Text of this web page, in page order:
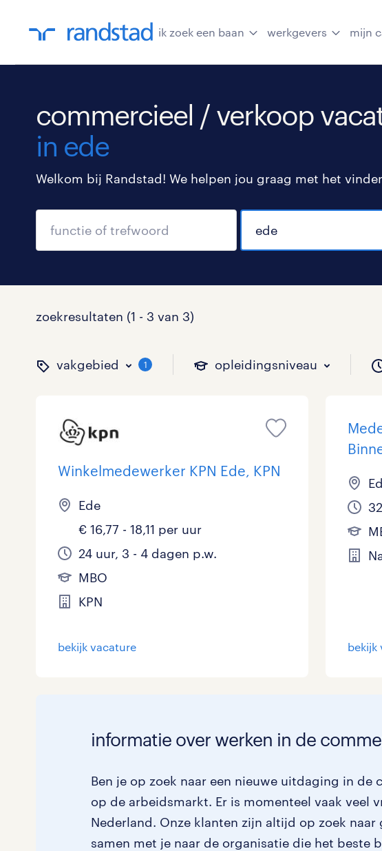
ik zoek een baan werkgevers mijn
commercieel / verkoop
in ede
Welkom bij Randstad! We helpen jou graag met het
zoekresultaten (1 - 3 van 3)
vakgebied 1 opleidingsniveau
binnen welk vakgebied wil je
Administratief
Callcenter / Contactcenter
Engineering
ICT
Secretarieel
toon 3 resultaten
op welk niveau zoek je
Basisonderwijs Geen
HBO
MBO, HAVO, VWO
VMBO/MAVO
hoeveel uren per week wil je
0 - 8 uur 9 -
25 - 32 uur 2 33 -
toon 3 resultaten
welk soort dienstverband zou
Detachering
Vast
toon 3 resultaten
Winkelmedewerker KPN Ede, KPN
Ede
€ 16,77 - 18,11 per uur
24 uur, 3 - 4 dagen p.w.
MBO
KPN
bekijk vacature bekijk
informatie over werken in de
Ben je op zoek naar een nieuwe uitdaging in de
op de arbeidsmarkt. Er is momenteel vaak veel
Nederland. Onze klanten zijn altijd op zoek
samen met je naar de organisatie die het beste